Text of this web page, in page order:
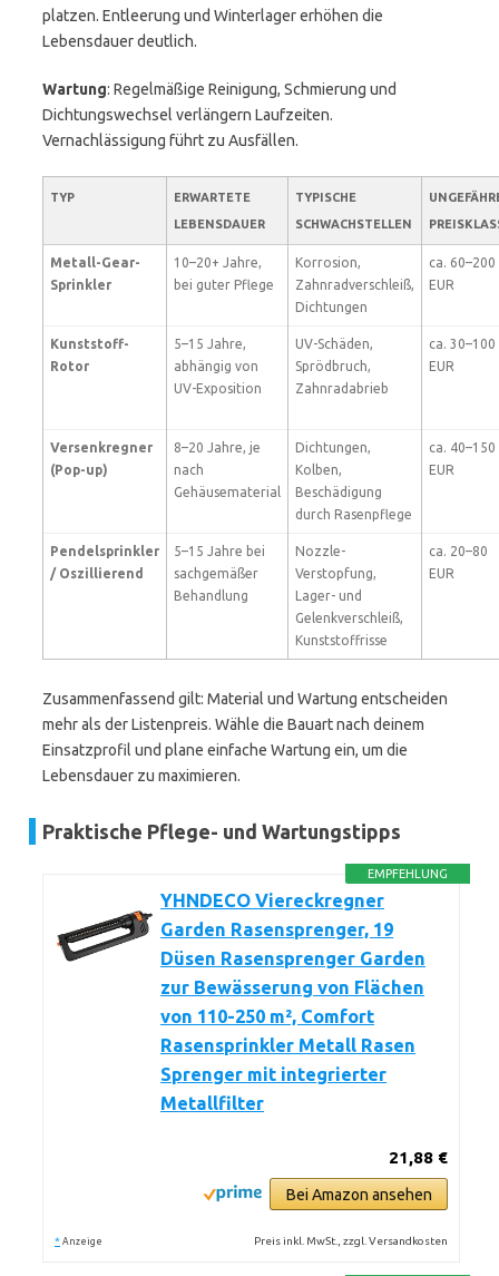
platzen. Entleerung und Winterlager erhöhen die
Lebensdauer deutlich.
Wartung: Regelmäßige Reinigung, Schmierung und
Dichtungswechsel verlängern Laufzeiten.
Vernachlässigung führt zu Ausfällen.
TYP
ERWARTETE
LEBENSDAUER
TYPISCHE
SCHWACHSTELLEN
Metall-Gear-
Sprinkler
10–20+ Jahre,
bei guter Pflege
Korrosion,
Zahnradverschleiß,
Dichtungen
ca. 60–200
EUR
Kunststoff-
Rotor
5–15 Jahre,
abhängig von
UV-Exposition
UV-Schäden,
Sprödbruch,
Zahnradabrieb
ca. 30–100
EUR
Versenkregner
(Pop-up)
8–20 Jahre, je
nach
Gehäusematerial
Dichtungen,
Kolben,
Beschädigung
durch Rasenpflege
ca. 40–150
EUR
Pendelsprinkler
/ Oszillierend
5–15 Jahre bei
sachgemäßer
Behandlung
Nozzle-
Verstopfung,
Lager- und
Gelenkverschleiß,
Kunststoffrisse
ca. 20–80
EUR
Zusammenfassend gilt: Material und Wartung entscheiden
mehr als der Listenpreis. Wähle die Bauart nach deinem
Einsatzprofil und plane einfache Wartung ein, um die
Lebensdauer zu maximieren.
Praktische Pflege- und Wartungstipps
EMPFEHLUNG
YHNDECO Viereckregner
Garden Rasensprenger, 19
Düsen Rasensprenger Garden
zur Bewässerung von Flächen
von 110-250 m², Comfort
Rasensprinkler Metall Rasen
Sprenger mit integrierter
Metallfilter
21,88 €
Bei Amazon ansehen
* Anzeige Preis inkl. MwSt., zzgl. Versandkosten